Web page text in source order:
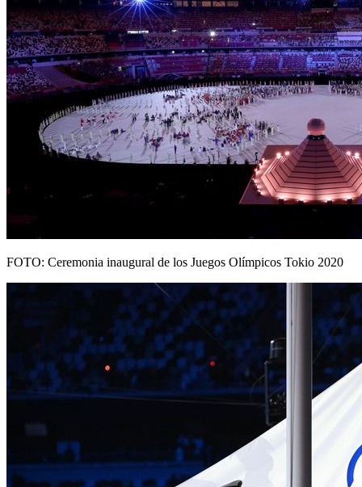
FOTO: Ceremonia inaugural de los Juegos Olímpicos Tokio 2020